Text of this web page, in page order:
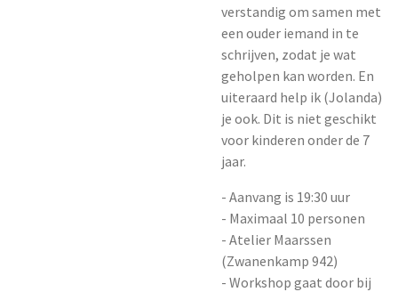
verstandig om samen met
een ouder iemand in te
schrijven, zodat je wat
geholpen kan worden. En
uiteraard help ik (Jolanda)
je ook. Dit is niet geschikt
voor kinderen onder de 7
jaar.
- Aanvang is 19:30 uur
- Maximaal 10 personen
- Atelier Maarssen
(Zwanenkamp 942)
- Workshop gaat door bij